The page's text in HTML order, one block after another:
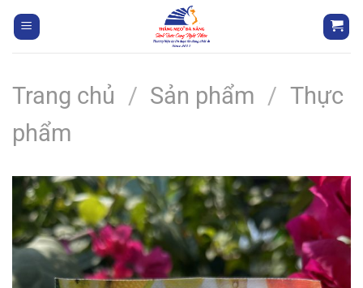
Trang chủ / Sản phẩm / Thực
phẩm